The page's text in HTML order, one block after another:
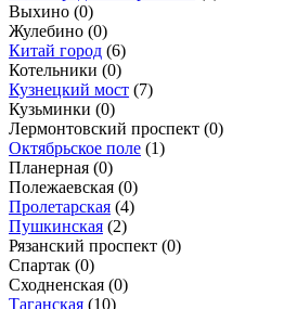
Выхино (0)
Жулебино (0)
Китай город (6)
Котельники (0)
Кузнецкий мост (7)
Кузьминки (0)
Лермонтовский проспект (0)
Октябрьское поле (1)
Планерная (0)
Полежаевская (0)
Пролетарская (4)
Пушкинская (2)
Рязанский проспект (0)
Спартак (0)
Сходненская (0)
Таганская (10)